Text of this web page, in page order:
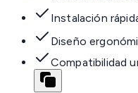
Instalación
Diseño
Compatibilidad